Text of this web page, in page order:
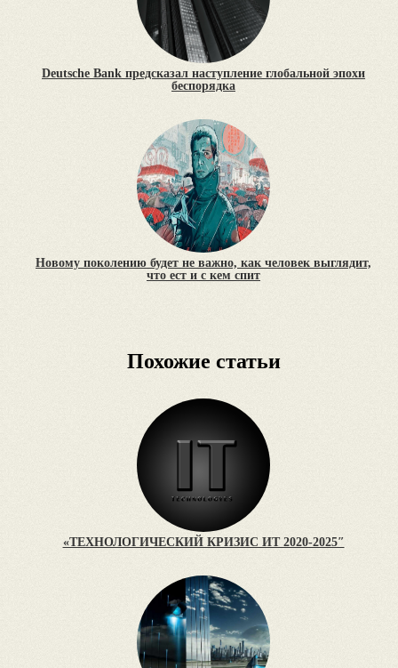
Deutsche Bank предсказал наступление глобальной эпохи
беспорядка
Новому поколению будет не важно, как человек выглядит,
что ест и с кем спит
Похожие статьи
«ТЕХНОЛОГИЧЕСКИЙ КРИЗИС ИТ 2020-2025″